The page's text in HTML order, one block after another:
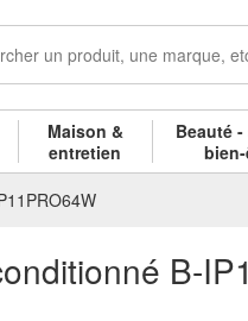
Maison &
entretien
Beauté
B-